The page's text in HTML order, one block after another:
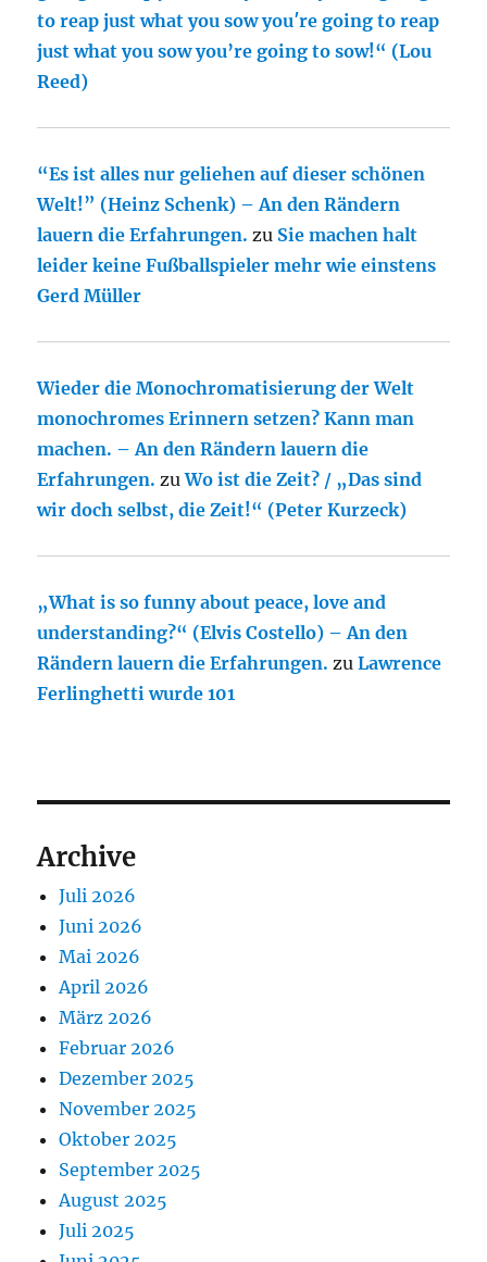
to reap just what you sow you′re going to reap
just what you sow you’re going to sow!“ (Lou
Reed)
“Es ist alles nur geliehen auf dieser schönen
Welt!” (Heinz Schenk) – An den Rändern
lauern die Erfahrungen. zu Sie machen halt
leider keine Fußballspieler mehr wie einstens
Gerd Müller
Wieder die Monochromatisierung der Welt
monochromes Erinnern setzen? Kann man
machen. – An den Rändern lauern die
Erfahrungen. zuWo ist die Zeit? / „Das sind
wir doch selbst, die Zeit!“ (Peter Kurzeck)
„What is so funny about peace, love and
understanding?“ (Elvis Costello) – An den
Rändern lauern die Erfahrungen. zuLawrence
Ferlinghetti wurde 101
Archive
Juli 2026
Juni 2026
Mai 2026
April 2026
März 2026
Februar 2026
Dezember 2025
November 2025
Oktober 2025
September 2025
August 2025
Juli 2025